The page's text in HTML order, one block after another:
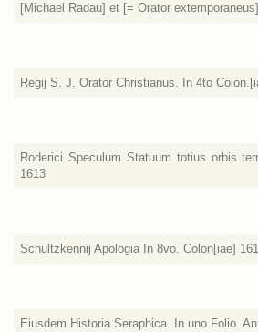
[Michael Radau] et [= Orator
Regij S. J. Orator Christianus. In 4to
Roderici Speculum Statuum totius orbis
1613
Schultzkennij Apologia In 8vo. Colon[iae]
Eiusdem Historia Seraphica. In uno Folio.